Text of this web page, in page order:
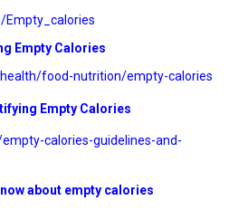
Empty_calories
Empty Calories
food-nutrition/empty-calories
Empty Calories
calories-guidelines-and-
about empty calories